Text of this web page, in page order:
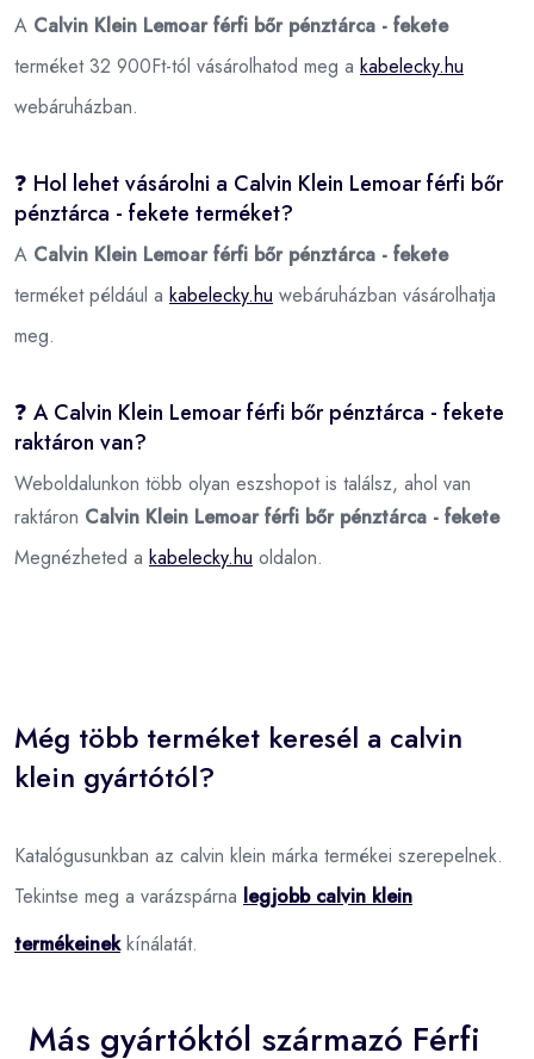
A Calvin Klein Lemoar férfi bőr pénztárca - fekete
terméket 32 900Ft-tól vásárolhatod meg a kabelecky.hu
webáruházban.
❓ Hol lehet vásárolni a Calvin Klein Lemoar férfi bőr
pénztárca - fekete terméket?
A Calvin Klein Lemoar férfi bőr pénztárca - fekete
terméket például a kabelecky.hu webáruházban vásárolhatja
meg.
❓ A Calvin Klein Lemoar férfi bőr pénztárca - fekete
raktáron van?
Weboldalunkon több olyan eszshopot is találsz, ahol van
raktáron Calvin Klein Lemoar férfi bőr pénztárca - fekete
Megnézheted a kabelecky.hu oldalon.
Még több terméket keresél a calvin
klein gyártótól?
Katalógusunkban az calvin klein márka termékei szerepelnek.
Tekintse meg a varázspárna legjobb calvin klein
termékeinekkínálatát.
Más gyártóktól származó Férfi